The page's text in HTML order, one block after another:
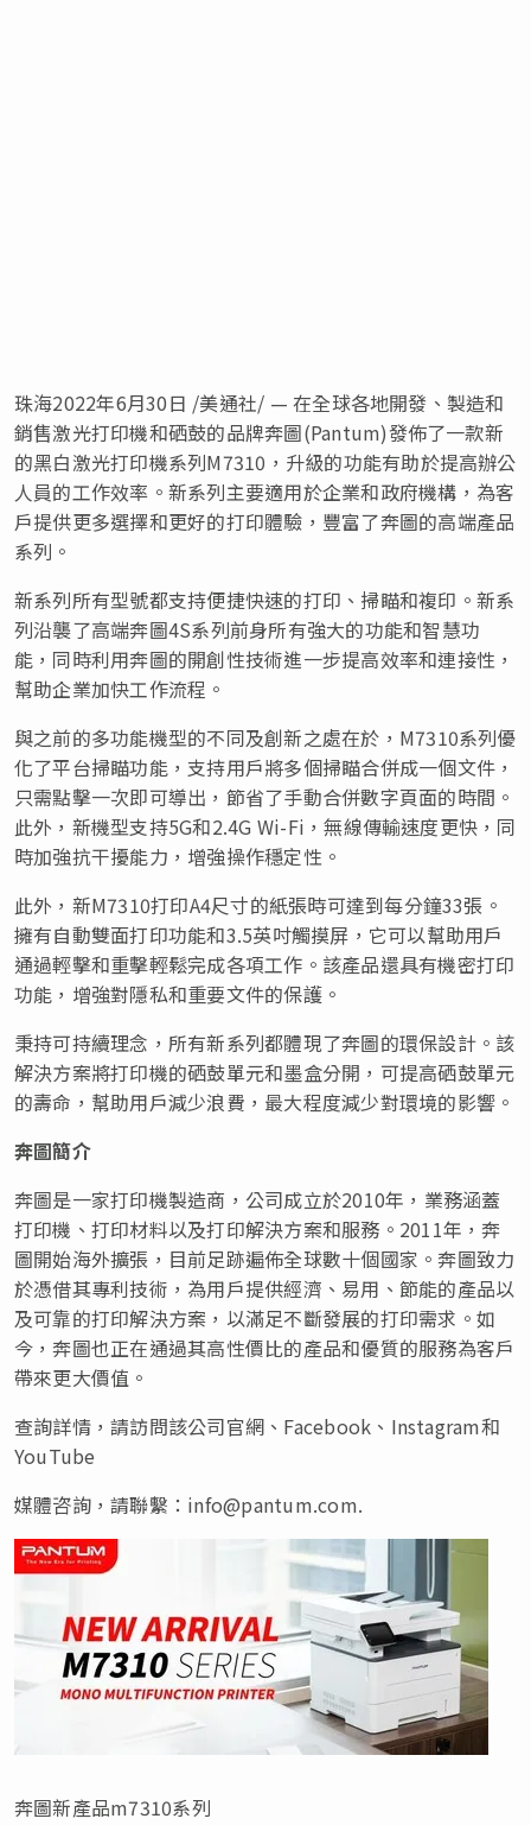
珠海2022年6月30日 /美通社/ — 在全球各地開發、製造和
銷售激光打印機和硒鼓的品牌奔圖(Pantum)發佈了一款新
的黑白激光打印機系列M7310，升級的功能有助於提高辦公
人員的工作效率。新系列主要適用於企業和政府機構，為客
戶提供更多選擇和更好的打印體驗，豐富了奔圖的高端產品
系列。
新系列所有型號都支持便捷快速的打印、掃瞄和複印。新系
列沿襲了高端奔圖4S系列前身所有強大的功能和智慧功
能，同時利用奔圖的開創性技術進一步提高效率和連接性，
幫助企業加快工作流程。
與之前的多功能機型的不同及創新之處在於，M7310系列優
化了平台掃瞄功能，支持用戶將多個掃瞄合併成一個文件，
只需點擊一次即可導出，節省了手動合併數字頁面的時間。
此外，新機型支持5G和2.4G Wi-Fi，無線傳輸速度更快，同
時加強抗干擾能力，增強操作穩定性。
此外，新M7310打印A4尺寸的紙張時可達到每分鐘33張。
擁有自動雙面打印功能和3.5英吋觸摸屏，它可以幫助用戶
通過輕擊和重擊輕鬆完成各項工作。該產品還具有機密打印
功能，增強對隱私和重要文件的保護。
秉持可持續理念，所有新系列都體現了奔圖的環保設計。該
解決方案將打印機的硒鼓單元和墨盒分開，可提高硒鼓單元
的壽命，幫助用戶減少浪費，最大程度減少對環境的影響。
奔圖簡介
奔圖是一家打印機製造商，公司成立於2010年，業務涵蓋
打印機、打印材料以及打印解決方案和服務。2011年，奔
圖開始海外擴張，目前足跡遍佈全球數十個國家。奔圖致力
於憑借其專利技術，為用戶提供經濟、易用、節能的產品以
及可靠的打印解決方案，以滿足不斷發展的打印需求。如
今，奔圖也正在通過其高性價比的產品和優質的服務為客戶
帶來更大價值。
查詢詳情，請訪問該公司官網、Facebook、Instagram和
YouTube
媒體咨詢，請聯繫： info@pantum.com.
奔圖新產品m7310系列